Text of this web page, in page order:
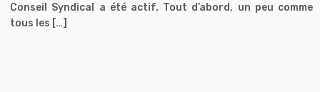
Conseil Syndical a été actif. Tout d’abord, un peu comme
tous les […]